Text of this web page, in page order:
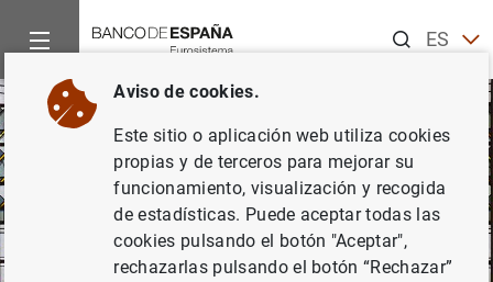
ESEN
Aviso de cookies.
Este sitio o aplicación web utiliza cookies
propias y de terceros para mejorar su
funcionamiento, visualización y recogida
de estadísticas. Puede aceptar todas las
cookies pulsando el botón "Aceptar",
rechazarlas pulsando el botón “Rechazar”